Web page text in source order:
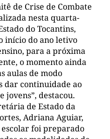
de Crise de Combate
nesta quarta-
do Tocantins,
início do ano letivo
para a próxima
o momento ainda
aulas de modo
dar continuidade ao
jovens”, destacou.
de Estado da
Adriana Aguiar,
foi preparado